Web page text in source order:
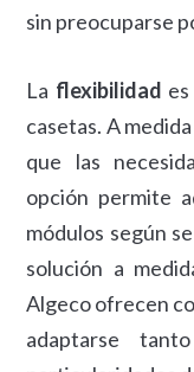
sin preocuparse
La flexibilidad
casetas. A
que las
opción permite
módulos según
solución a
Algeco ofrecen
adaptarse